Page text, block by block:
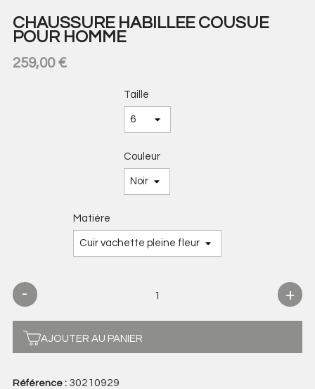
CHAUSSURE HABILLEE COUSUE
POUR HOMME
259,00 €
Taille
Couleur
Matière
AJOUTER AU PANIER
Référence : 30210929